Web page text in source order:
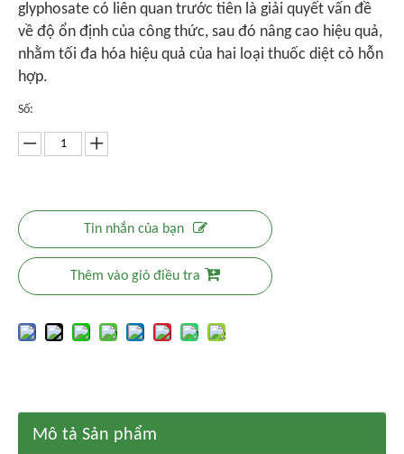
glyphosate có liên quan trước tiên là giải quyết vấn đề
về độ ổn định của công thức, sau đó nâng cao hiệu quả,
nhằm tối đa hóa hiệu quả của hai loại thuốc diệt cỏ hỗn
hợp.
Số:
Tin nhắn của bạn
Thêm vào giỏ điều tra
Mô tả Sản phẩm